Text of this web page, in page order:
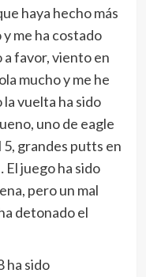
haya hecho más
me ha costado
favor, viento en
mucho y me he
vuelta ha sido
uno de eagle
5, grandes putts en
El juego ha sido
pero un mal
detonado el
ha sido